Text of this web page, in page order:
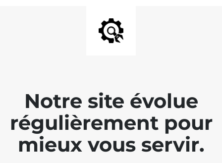
Notre site évolue
régulièrement pour
mieux vous servir.